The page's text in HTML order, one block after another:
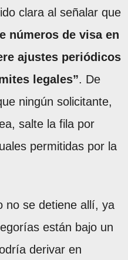
clara al señalar que
números de visa en
ajustes periódicos
legales”. De
ningún solicitante,
salte la fila por
permitidas por la
no se detiene allí, ya
están bajo un
derivar en